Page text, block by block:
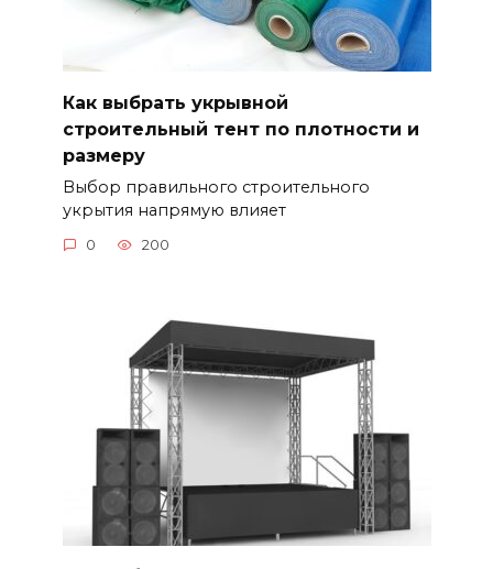
Как выбрать укрывной
строительный тент по плотности и
размеру
Выбор правильного строительного
укрытия напрямую влияет
0 200